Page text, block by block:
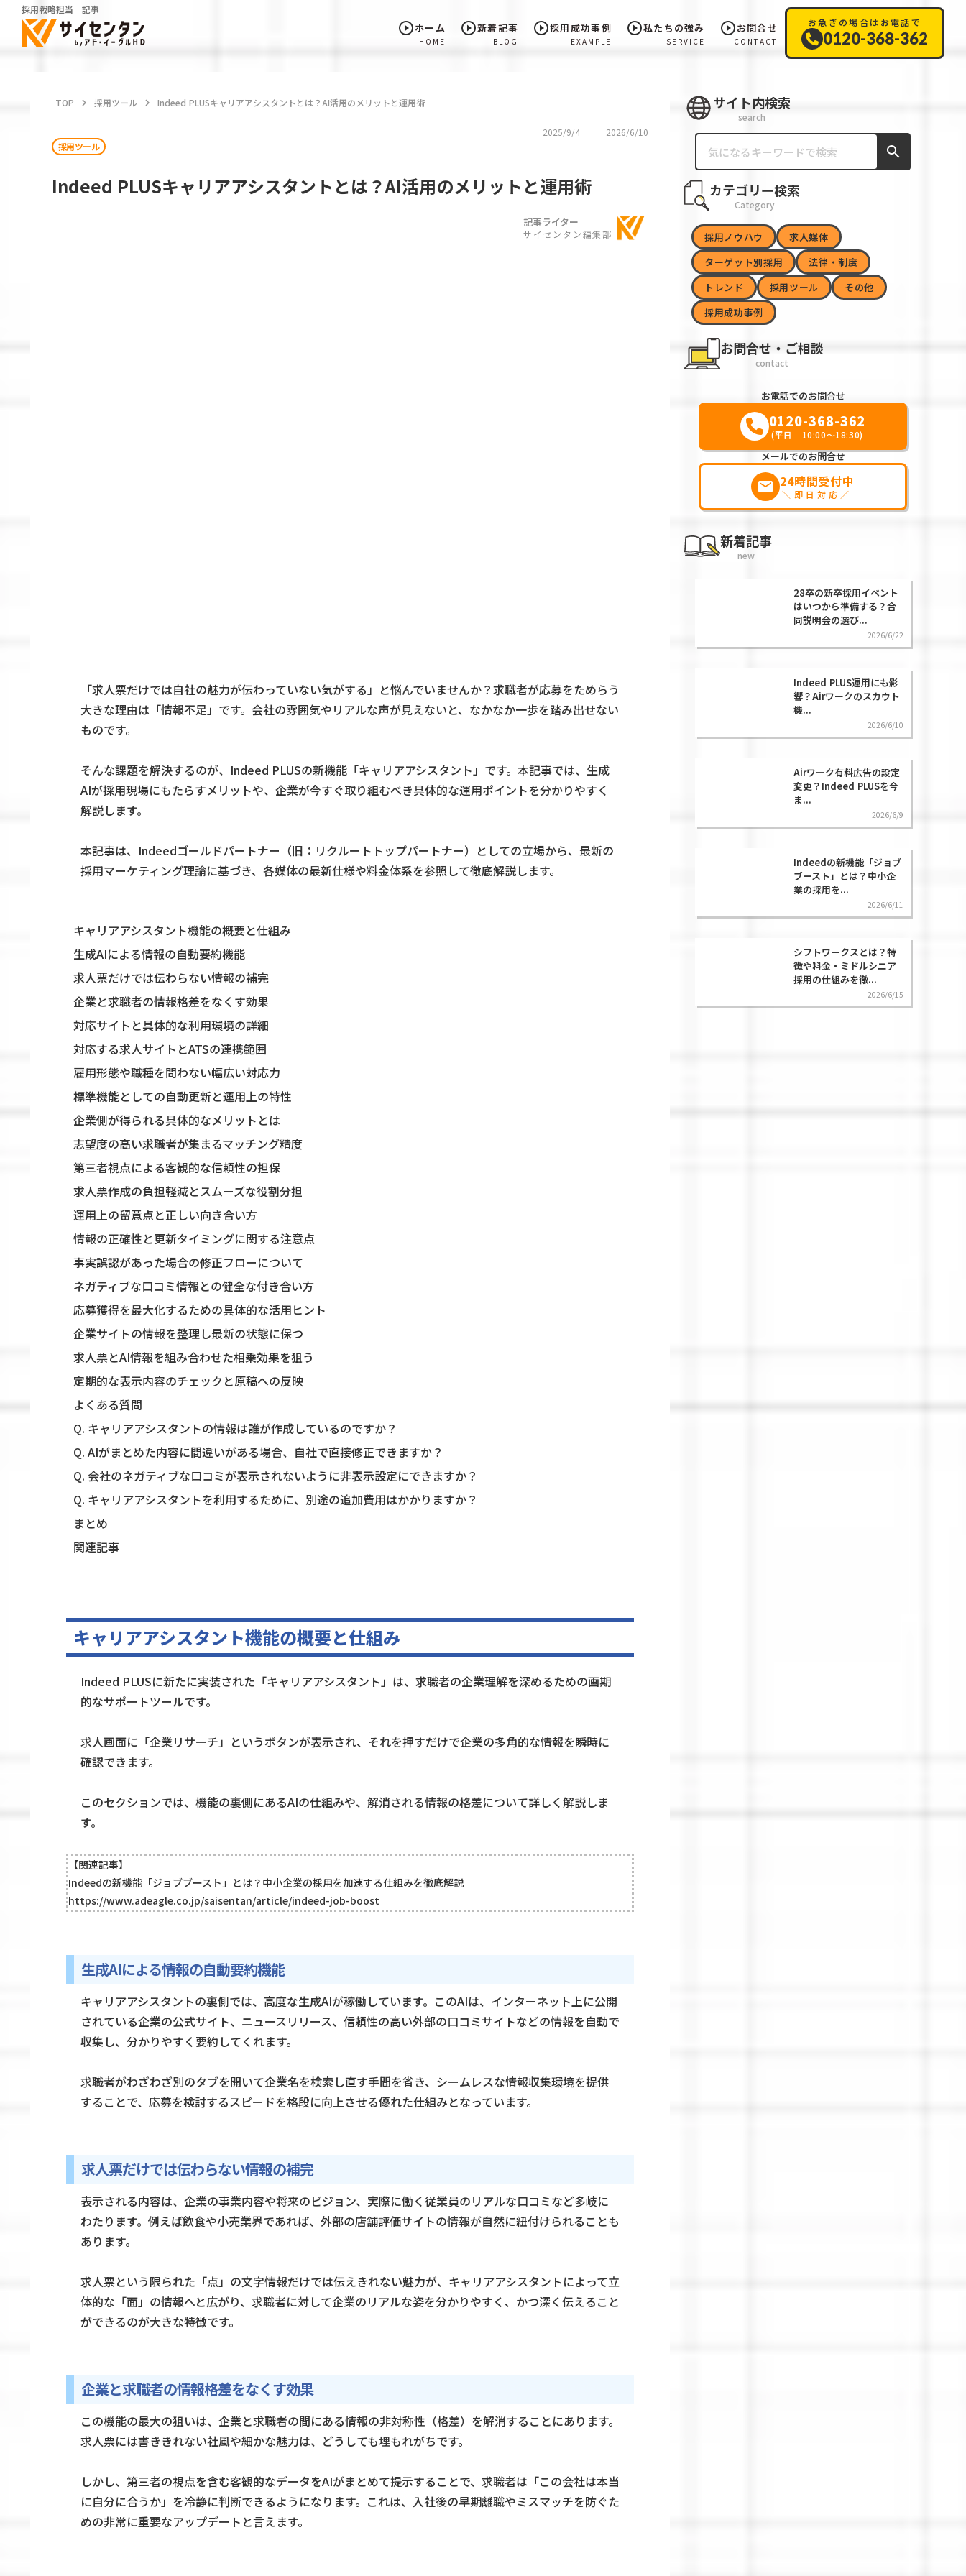
play_circle_outlineホーム
HOME
play_circle_outline新着記事
BLOG
play_circle_outline採用成功事例
EXAMPLE
play_circle_outline私たちの強み
SERVICE
play_circle_outlineお問合せ
CONTACT
お急ぎの場合はお電話で
0120-368-362
TOP keyboard_arrow_right 採用ツール keyboard_arrow_right Indeed PLUSキャリアアシスタントとは？AI活用のメリットと運用術
2025/9/4
2026/6/10
採用ツール
Indeed PLUSキャリアアシスタントとは？AI活用のメリットと運用術
記事ライター
サイセンタン編集部
「求人票だけでは自社の魅力が伝わっていない気がする」と悩んでいませんか？求職者が応募をためらう
大きな理由は「情報不足」です。会社の雰囲気やリアルな声が見えないと、なかなか一歩を踏み出せない
ものです。
そんな課題を解決するのが、Indeed PLUSの新機能「キャリアアシスタント」です。本記事では、生成
AIが採用現場にもたらすメリットや、企業が今すぐ取り組むべき具体的な運用ポイントを分かりやすく
解説します。
本記事は、Indeedゴールドパートナー（旧：リクルートトップパートナー）としての立場から、最新の
採用マーケティング理論に基づき、各媒体の最新仕様や料金体系を参照して徹底解説します。
キャリアアシスタント機能の概要と仕組み
生成AIによる情報の自動要約機能
求人票だけでは伝わらない情報の補完
企業と求職者の情報格差をなくす効果
対応サイトと具体的な利用環境の詳細
対応する求人サイトとATSの連携範囲
雇用形態や職種を問わない幅広い対応力
標準機能としての自動更新と運用上の特性
企業側が得られる具体的なメリットとは
志望度の高い求職者が集まるマッチング精度
第三者視点による客観的な信頼性の担保
求人票作成の負担軽減とスムーズな役割分担
運用上の留意点と正しい向き合い方
情報の正確性と更新タイミングに関する注意点
事実誤認があった場合の修正フローについて
ネガティブな口コミ情報との健全な付き合い方
応募獲得を最大化するための具体的な活用ヒント
企業サイトの情報を整理し最新の状態に保つ
求人票とAI情報を組み合わせた相乗効果を狙う
定期的な表示内容のチェックと原稿への反映
よくある質問
Q. キャリアアシスタントの情報は誰が作成しているのですか？
Q. AIがまとめた内容に間違いがある場合、自社で直接修正できますか？
Q. 会社のネガティブな口コミが表示されないように非表示設定にできますか？
Q. キャリアアシスタントを利用するために、別途の追加費用はかかりますか？
まとめ
関連記事
キャリアアシスタント機能の概要と仕組み
Indeed PLUSに新たに実装された「キャリアアシスタント」は、求職者の企業理解を深めるための画期
的なサポートツールです。
求人画面に「企業リサーチ」というボタンが表示され、それを押すだけで企業の多角的な情報を瞬時に
確認できます。
このセクションでは、機能の裏側にあるAIの仕組みや、解消される情報の格差について詳しく解説しま
す。
【関連記事】
Indeedの新機能「ジョブブースト」とは？中小企業の採用を加速する仕組みを徹底解説
https://www.adeagle.co.jp/saisentan/article/indeed-job-boost
生成AIによる情報の自動要約機能
キャリアアシスタントの裏側では、高度な生成AIが稼働しています。このAIは、インターネット上に公開
されている企業の公式サイト、ニュースリリース、信頼性の高い外部の口コミサイトなどの情報を自動で
収集し、分かりやすく要約してくれます。
求職者がわざわざ別のタブを開いて企業名を検索し直す手間を省き、シームレスな情報収集環境を提供
することで、応募を検討するスピードを格段に向上させる優れた仕組みとなっています。
求人票だけでは伝わらない情報の補完
表示される内容は、企業の事業内容や将来のビジョン、実際に働く従業員のリアルな口コミなど多岐に
わたります。例えば飲食や小売業界であれば、外部の店舗評価サイトの情報が自然に紐付けられることも
あります。
求人票という限られた「点」の文字情報だけでは伝えきれない魅力が、キャリアアシスタントによって立
体的な「面」の情報へと広がり、求職者に対して企業のリアルな姿を分かりやすく、かつ深く伝えること
ができるのが大きな特徴です。
企業と求職者の情報格差をなくす効果
この機能の最大の狙いは、企業と求職者の間にある情報の非対称性（格差）を解消することにあります。
求人票には書ききれない社風や細かな魅力は、どうしても埋もれがちです。
しかし、第三者の視点を含む客観的なデータをAIがまとめて提示することで、求職者は「この会社は本当
に自分に合うか」を冷静に判断できるようになります。これは、入社後の早期離職やミスマッチを防ぐた
めの非常に重要なアップデートと言えます。
サイト内検索
search
search
カテゴリー検索
Category
採用ノウハウ
求人媒体
ターゲット別採用
法律・制度
トレンド
採用ツール
その他
採用成功事例
お問合せ・ご相談
contact
お電話でのお問合せ
0120-368-362
(平日 10:00～18:30)
メールでのお問合せ
markunread 24時間受付中
＼即日対応／
新着記事
new
28卒の新卒採用イベント
はいつから準備する？合
同説明会の選び...
2026/6/22
Indeed PLUS運用にも影
響？Airワークのスカウト
機...
2026/6/10
Airワーク有料広告の設定
変更？Indeed PLUSを今
ま...
2026/6/9
Indeedの新機能「ジョブ
ブースト」とは？中小企
業の採用を...
2026/6/11
シフトワークスとは？特
徴や料金・ミドルシニア
採用の仕組みを徹...
2026/6/15
採用戦略担当 記事